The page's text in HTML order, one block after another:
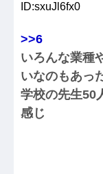
ID:sxuJl6fx0
>>6
いろんな業種
いなのもあっ
学校の先生50
感じ